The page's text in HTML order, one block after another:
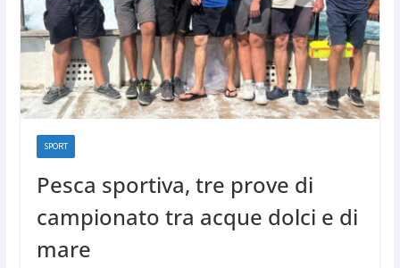
SPORT
Pesca sportiva, tre prove di
campionato tra acque dolci e di
mare